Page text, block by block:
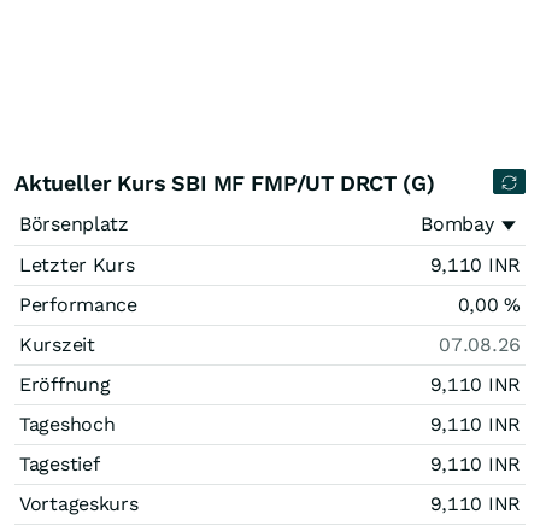
Aktueller Kurs SBI MF FMP/UT DRCT (G)
Börsenplatz
Bombay
Letzter Kurs
9,110 INR
Performance
0,00%
Kurszeit
07.08.26
Eröffnung
9,110 INR
Tageshoch
9,110 INR
Tagestief
9,110 INR
Vortageskurs
9,110 INR